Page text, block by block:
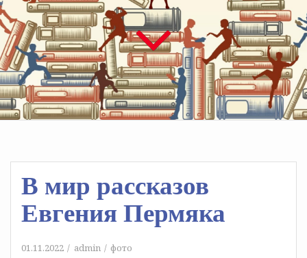
В мир рассказов
Евгения Пермяка
01.11.2022 admin фото